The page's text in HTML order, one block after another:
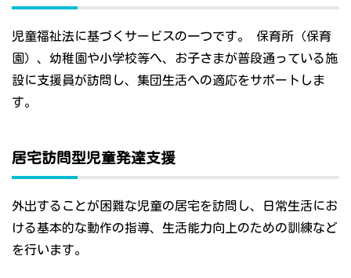
児童福祉法に基づくサービスの一つです。 保育所（保育
園）、幼稚園や小学校等へ、お子さまが普段通っている施
設に支援員が訪問し、集団生活への適応をサポートしま
す。
居宅訪問型児童発達支援
外出することが困難な児童の居宅を訪問し、日常生活にお
ける基本的な動作の指導、生活能力向上のための訓練など
を行います。